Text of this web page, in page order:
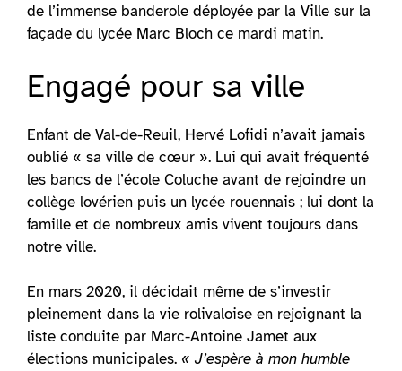
de l’immense banderole déployée par la Ville sur la
façade du lycée Marc Bloch ce mardi matin.
Engagé pour sa ville
Enfant de Val-de-Reuil, Hervé Lofidi n’avait jamais
oublié « sa ville de cœur ». Lui qui avait fréquenté
les bancs de l’école Coluche avant de rejoindre un
collège lovérien puis un lycée rouennais ; lui dont la
famille et de nombreux amis vivent toujours dans
notre ville.
En mars 2020, il décidait même de s’investir
pleinement dans la vie rolivaloise en rejoignant la
liste conduite par Marc-Antoine Jamet aux
élections municipales. « J’espère à mon humble